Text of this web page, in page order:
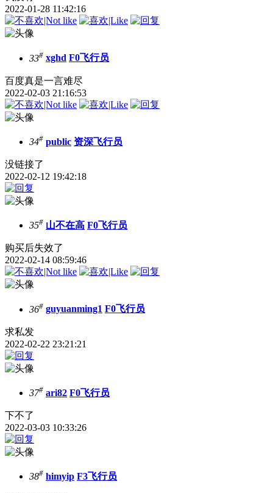
2022-01-28 11:42:16
33# xghd F0飞行员
百度真是一言难尽
2022-02-03 21:16:53
34# public 资深飞行员
没链接了
2022-02-12 19:42:18
35# 山不在高 F0飞行员
购买后失效了
2022-02-14 08:59:46
36# guyuanming1 F0飞行员
求私发
2022-02-22 23:21:21
37# ari82 F0飞行员
下不了
2022-03-03 10:33:26
38# himyip F3飞行员